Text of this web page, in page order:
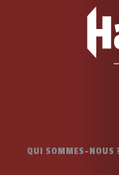
QUI SOMMES-NOUS